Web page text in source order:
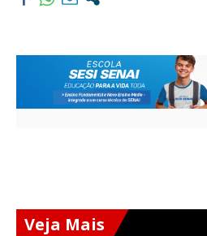
Veja Mais